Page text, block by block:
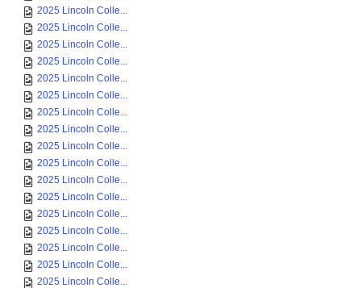
2025 Lincoln Colle...
2025 Lincoln Colle...
2025 Lincoln Colle...
2025 Lincoln Colle...
2025 Lincoln Colle...
2025 Lincoln Colle...
2025 Lincoln Colle...
2025 Lincoln Colle...
2025 Lincoln Colle...
2025 Lincoln Colle...
2025 Lincoln Colle...
2025 Lincoln Colle...
2025 Lincoln Colle...
2025 Lincoln Colle...
2025 Lincoln Colle...
2025 Lincoln Colle...
2025 Lincoln Colle...